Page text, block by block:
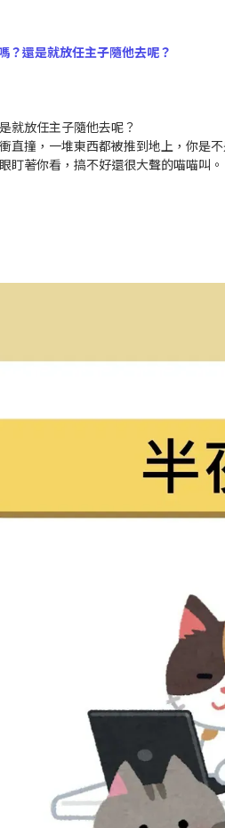
？還是就放任主子隨他去呢？
就放任主子隨他去呢？
直撞，一堆東西都被推到地上，你是
盯著你看，搞不好還很大聲的喵喵叫